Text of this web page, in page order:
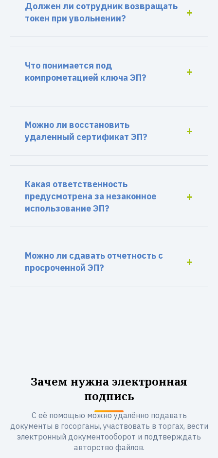
Должен ли сотрудник возвращать
токен при увольнении?
Что понимается под
компрометацией ключа ЭП?
Можно ли восстановить
удаленный сертификат ЭП?
Какая ответственность
предусмотрена за незаконное
использование ЭП?
Можно ли сдавать отчетность с
просроченной ЭП?
Зачем нужна электронная
подпись
С её помощью можно удалённо подавать
документы в госорганы, участвовать в торгах, вести
электронный документооборот и подтверждать
авторство файлов.